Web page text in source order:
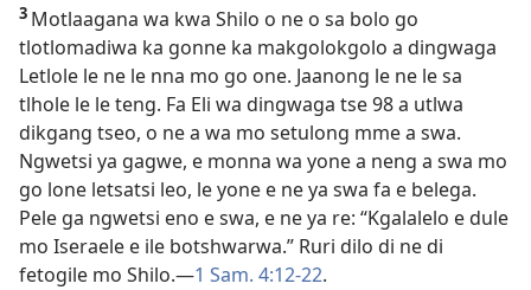
3 Motlaagana wa kwa Shilo o ne o sa bolo go
tlotlomadiwa ka gonne ka makgolokgolo a dingwaga
Letlole le ne le nna mo go one. Jaanong le ne le sa
tlhole le le teng. Fa Eli wa dingwaga tse 98 a utlwa
dikgang tseo, o ne a wa mo setulong mme a swa.
Ngwetsi ya gagwe, e monna wa yone a neng a swa mo
go lone letsatsi leo, le yone e ne ya swa fa e belega.
Pele ga ngwetsi eno e swa, e ne ya re: “Kgalalelo e dule
mo Iseraele e ile botshwarwa.” Ruri dilo di ne di
fetogile mo Shilo.—1 Sam. 4:12-22.